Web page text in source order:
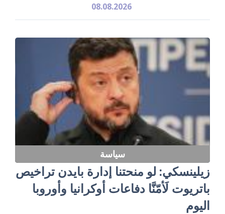
08.08.2026
سياسة
زيلينسكي: لو منحتنا إدارة بايدن تراخيص
باتريوت لَأمّنَّا دفاعات أوكرانيا وأوروبا
اليوم